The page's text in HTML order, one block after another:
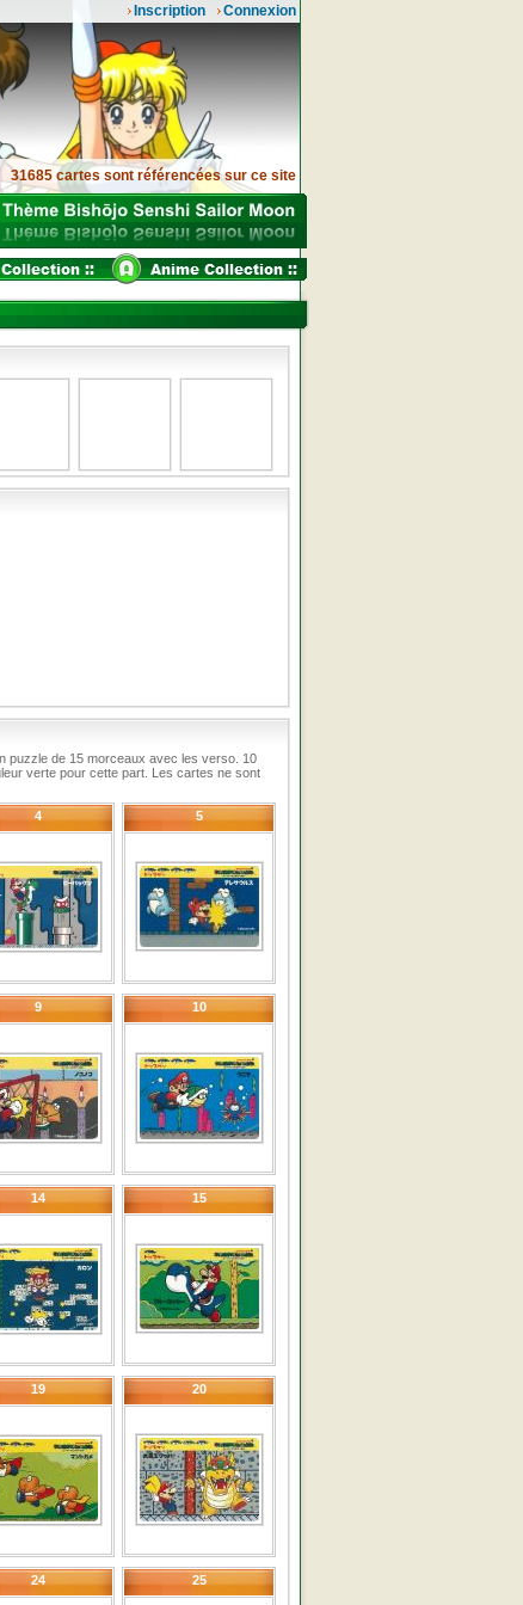
Connexion
Inscription
31685 cartes sont référencées sur ce site
puzzle de 15 morceaux avec les verso. 10
verte pour cette part. Les cartes ne sont
4 5
9 10
14 15
19 20
24 25